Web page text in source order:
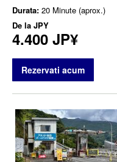
Durata: 20 Minute (aprox.)
De la JPY
4.400 JP¥
Rezervati acum